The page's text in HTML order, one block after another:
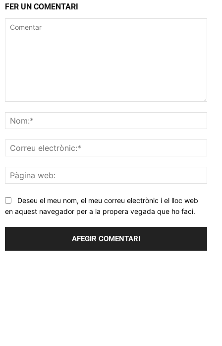
FER UN COMENTARI
web:
Deseu el meu nom, el meu correu electrònic i el lloc web
en aquest navegador per a la propera vegada que ho faci.